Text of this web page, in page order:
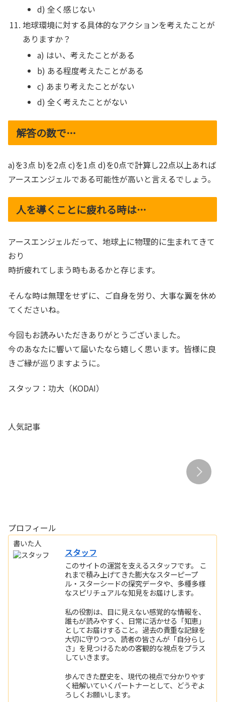
d) 全く感じない
地球環境に対する具体的なアクションを考えたことが
ありますか？
a) はい、考えたことがある
b) ある程度考えたことがある
c) あまり考えたことがない
d) 全く考えたことがない
解答の数で…
a)を3点 b)を2点 c)を1点 d)を0点で計算し22点以上あれば
アースエンジェルである可能性が高いと言えるでしょう。
人を導くことに疲れる時は…
アースエンジェルだって、地球上に物理的に生まれてきて
おり
時折疲れてしまう時もあるかと存じます。
そんな時は無理をせずに、ご自身を労り、大事な翼を休め
てくださいね。
今回もお読みいただきありがとうございました。
今のあなたに響いて届いたなら嬉しく思います。皆様に良
きご縁が巡りますように。
スタッフ：功大（KODAI）
人気記事
生きづらさの理由がわかる？
地上の天使「アースエンジェ
プロフィール
書いた人
スタッフ
このサイトの運営を支えるスタッフです。 こ
れまで積み上げてきた膨大なスターピープ
ル・スターシードの探究データや、多種多様
なスピリチュアルな知見をお届けします。
私の役割は、目に見えない感覚的な情報を、
誰もが読みやすく、日常に活かせる「知恵」
としてお届けすること。過去の貴重な記録を
大切に守りつつ、読者の皆さんが「自分らし
さ」を見つけるための客観的な視点をプラス
していきます。
歩んできた歴史を、現代の視点で分かりやす
く紐解いていくパートナーとして、どうぞよ
ろしくお願いします。